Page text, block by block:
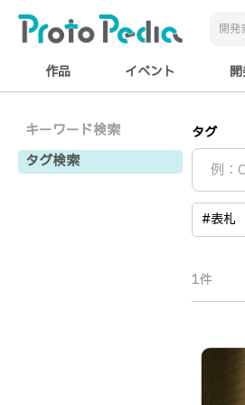
作品 イベント
キーワード検索
タグ検索
タグ
#表札
1件